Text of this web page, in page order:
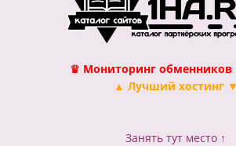
♛ Мониторинг обменников
▲ Лучший хостинг ▼
Занять тут место ↑